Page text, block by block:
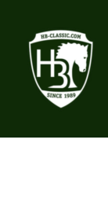
Inhalt
springen